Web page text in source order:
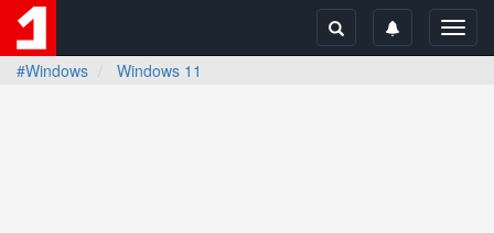
#Windows
Windows 11